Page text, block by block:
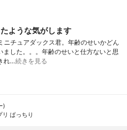
ような気がします
ニチュアダックス君。年齢のせいかどん
ました。。。年齢のせいと仕方ないと思
れ…続きを見る
)
ぱっちり